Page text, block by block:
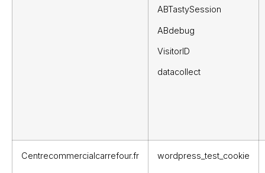
ABTastySession
ABdebug
VisitorID
datacollect
Centrecommercialcarrefour.fr wordpress_test_cookie